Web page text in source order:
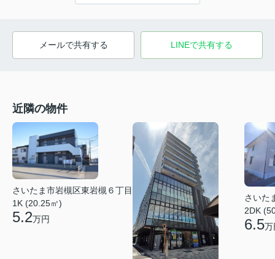
メールで共有する LINEで共有する
近隣の物件
さいたま市岩槻区東岩槻６丁目
1K (20.25㎡)
5.2万円
さいた
2DK
6.5万